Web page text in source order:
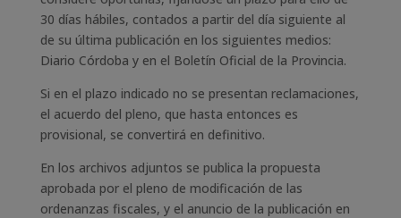
30 días hábiles, contados a partir del día siguiente al
de su última publicación en los siguientes medios:
Diario Córdoba y en el Boletín Oficial de la Provincia.
Si en el plazo indicado no se presentan reclamaciones,
el acuerdo del pleno, que hasta entonces es
provisional, se convertirá en definitivo.
En los archivos adjuntos se publica la propuesta
aprobada por el pleno de modificación de las
ordenanzas fiscales, y el anuncio de la publicación en